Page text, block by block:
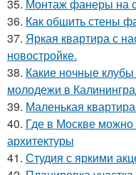
35. Монтаж фанеры на
36. Как обшить стены
37. Яркая квартира с
новостройке.
38. Какие ночные
молодежи в
39. Маленькая
40. Где в Москве можно
архитектуры
41. Студия с яркими